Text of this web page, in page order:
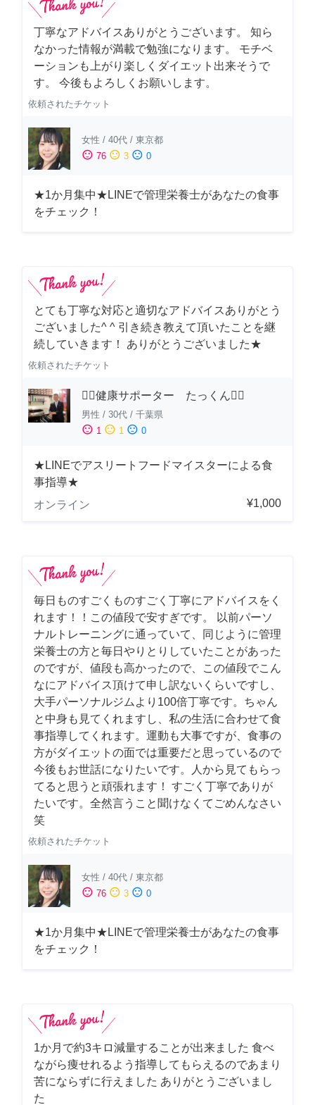
丁寧なアドバイスありがとうございます。 知ら
なかった情報が満載で勉強になります。 モチベ
ーションも上がり楽しくダイエット出来そうで
す。 今後もよろしくお願いします。
依頼されたチケット
女性 / 40代 / 東京都
sentiment_satisfied 76 sentiment_neutral 3 sentiment_dissatisfied 0
★1か月集中★LINEで管理栄養士があなたの食事
をチェック！
とても丁寧な対応と適切なアドバイスありがとう
ございました^ ^ 引き続き教えて頂いたことを継
続していきます！ ありがとうございました★
依頼されたチケット
🏋️‍♂️健康サポーター たっくん🏋️‍♂️
男性 / 30代 / 千葉県
sentiment_satisfied 1 sentiment_neutral 1 sentiment_dissatisfied 0
★LINEでアスリートフードマイスターによる食
事指導★
オンライン
¥1,000
毎日ものすごくものすごく丁寧にアドバイスをく
れます！！この値段で安すぎです。 以前パーソ
ナルトレーニングに通っていて、同じように管理
栄養士の方と毎日やりとりしていたことがあった
のですが、値段も高かったので、この値段でこん
なにアドバイス頂けて申し訳ないくらいですし、
大手パーソナルジムより100倍丁寧です。ちゃん
と中身も見てくれますし、私の生活に合わせて食
事指導してくれます。運動も大事ですが、食事の
方がダイエットの面では重要だと思っているので
今後もお世話になりたいです。人から見てもらっ
てると思うと頑張れます！ すごく丁寧でありが
たいです。全然言うこと聞けなくてごめんなさい
笑
依頼されたチケット
女性 / 40代 / 東京都
sentiment_satisfied 76 sentiment_neutral 3 sentiment_dissatisfied 0
★1か月集中★LINEで管理栄養士があなたの食事
をチェック！
1か月で約3キロ減量することが出来ました 食べ
ながら痩せれるよう指導してもらえるのであまり
苦にならずに行えました ありがとうございまし
た